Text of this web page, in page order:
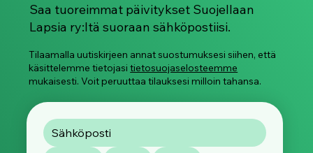
Saa tuoreimmat päivitykset Suojellaan
Lapsia ry:ltä suoraan sähköpostiisi.
Tilaamalla uutiskirjeen annat suostumuksesi siihen, että
käsittelemme tietojasitietosuojaselosteemme
mukaisesti. Voit peruuttaa tilauksesi milloin tahansa.